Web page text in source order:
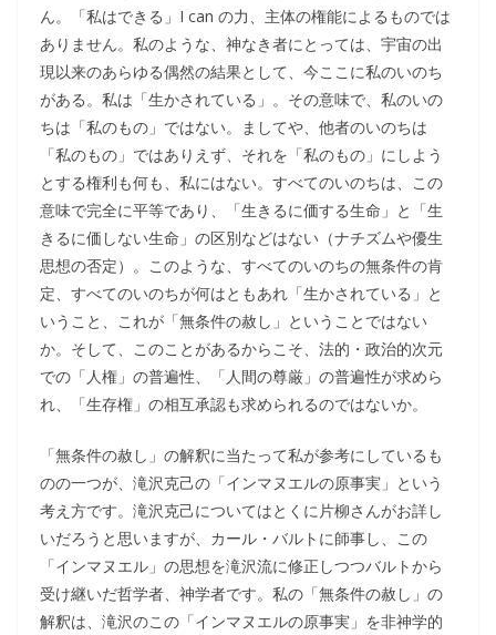
ん。「私はできる」I can の力、主体の権能によるものでは
ありません。私のような、神なき者にとっては、宇宙の出
現以来のあらゆる偶然の結果として、今ここに私のいのち
がある。私は「生かされている」。その意味で、私のいの
ちは「私のもの」ではない。ましてや、他者のいのちは
「私のもの」ではありえず、それを「私のもの」にしよう
とする権利も何も、私にはない。すべてのいのちは、この
意味で完全に平等であり、「生きるに価する生命」と「生
きるに価しない生命」の区別などはない（ナチズムや優生
思想の否定）。このような、すべてのいのちの無条件の肯
定、すべてのいのちが何はともあれ「生かされている」と
いうこと、これが「無条件の赦し」ということではない
か。そして、このことがあるからこそ、法的・政治的次元
での「人権」の普遍性、「人間の尊厳」の普遍性が求めら
れ、「生存権」の相互承認も求められるのではないか。
「無条件の赦し」の解釈に当たって私が参考にしているも
のの一つが、滝沢克己の「インマヌエルの原事実」という
考え方です。滝沢克己についてはとくに片柳さんがお詳し
いだろうと思いますが、カール・バルトに師事し、この
「インマヌエル」の思想を滝沢流に修正しつつバルトから
受け継いだ哲学者、神学者です。私の「無条件の赦し」の
解釈は、滝沢のこの「インマヌエルの原事実」を非神学的